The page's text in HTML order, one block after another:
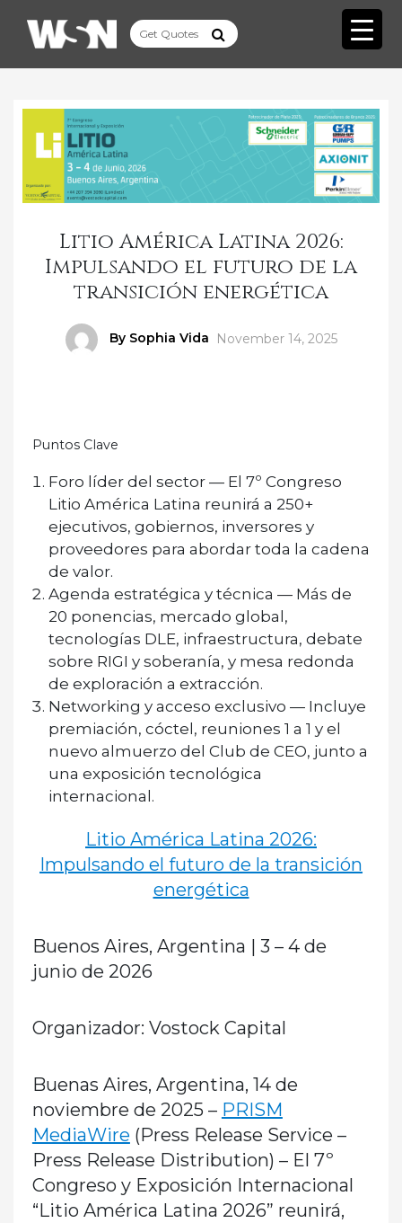
Litio América Latina 2026:
Impulsando el futuro de la
transición energética
By Sophia Vida
Posted
November 14, 2025
Puntos Clave
Foro líder del sector— El 7º Congreso
Litio América Latina reunirá a 250+
ejecutivos, gobiernos, inversores y
proveedores para abordar toda la cadena
de valor.
Agenda estratégica y técnica — Más de
20 ponencias, mercado global,
tecnologías DLE, infraestructura, debate
sobre RIGI y soberanía, y mesa redonda
de exploración a extracción.
Networking y acceso exclusivo — Incluye
premiación, cóctel, reuniones 1 a 1 y el
nuevo almuerzo del Club de CEO, junto a
una exposición tecnológica
internacional.
Litio América Latina 2026:
Impulsando el futuro de la transición
energética
Buenos Aires, Argentina | 3 – 4 de
junio de 2026
Organizador: Vostock Capital
Buenas Aires, Argentina, 14 de
noviembre de 2025 – PRISM
MediaWire (Press Release Service –
Press Release Distribution) – El 7º
Congreso y Exposición Internacional
“Litio América Latina 2026” reunirá,